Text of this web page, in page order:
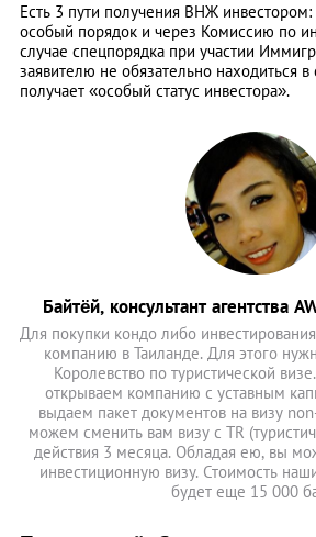
Есть 3 пути получения ВНЖ инвестором:
особый порядок и через Комиссию по
случае спецпорядка при участии
заявителю не обязательно находиться в
получает «особый статус инвестора».
Байтёй, консультант агентства
Для покупки кондо либо
компанию в Таиланде. Для этого
Королевство по туристической
открываем компанию с уставным
выдаем пакет документов на визу
можем сменить вам визу с TR
действия 3 месяца. Обладая ею, вы
инвестиционную визу. Стоимость
будет еще 15 000